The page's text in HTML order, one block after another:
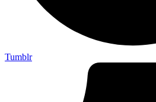
Tumblr